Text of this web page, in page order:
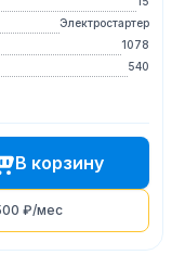
Электростартер
1078
540
В корзину
₽/мес